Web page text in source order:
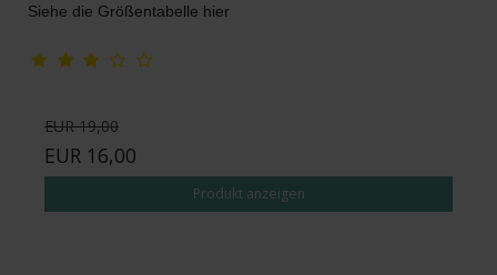
Siehe die Größentabelle hier
EUR 19,00
EUR 16,00
Produkt anzeigen